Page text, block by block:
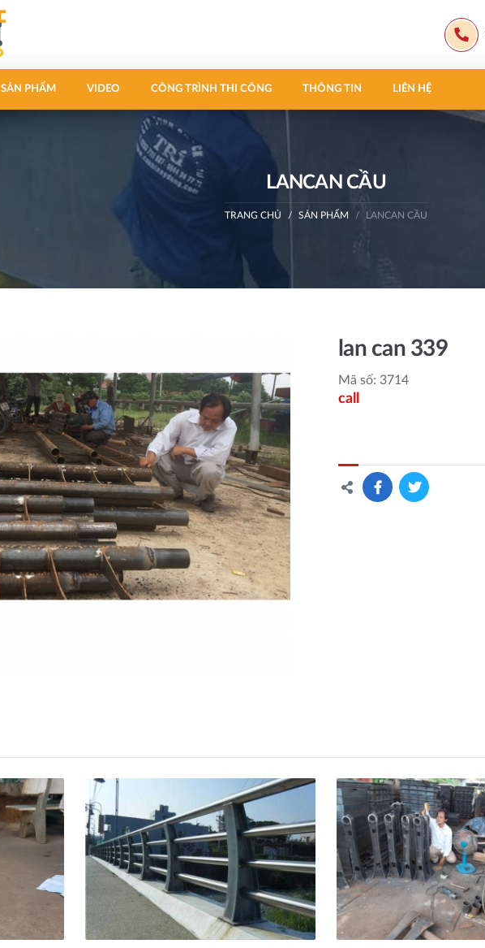
SẢN PHẨM VIDEO CÔNG TRÌNH THI CÔNG THÔNG TIN LIÊN HỆ
LANCAN CẦU
TRANG CHỦ SẢN PHẨM LANCAN CẦU
lan can 339
Mã số: 3714
call